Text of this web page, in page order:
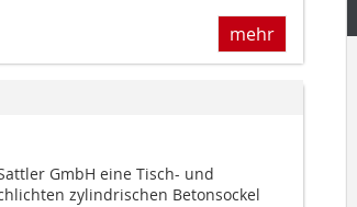
mehr
GmbH eine Tisch- und
zylindrischen Betonsockel